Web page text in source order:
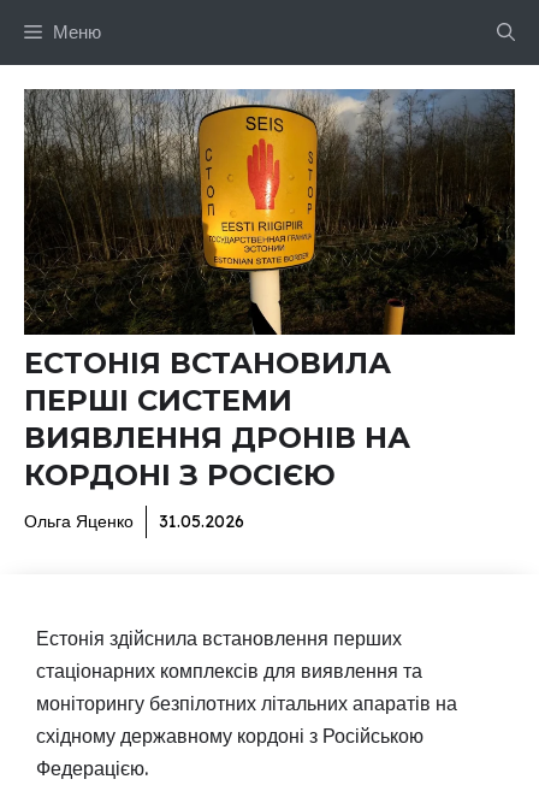
Меню
ЕСТОНІЯ ВСТАНОВИЛА
ПЕРШІ СИСТЕМИ
ВИЯВЛЕННЯ ДРОНІВ НА
КОРДОНІ З РОСІЄЮ
Ольга Яценко 31.05.2026
Естонія здійснила встановлення перших
стаціонарних комплексів для виявлення та
моніторингу безпілотних літальних апаратів на
східному державному кордоні з Російською
Федерацією.